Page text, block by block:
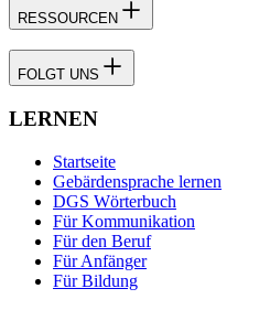
RESSOURCEN
FOLGT UNS
LERNEN
Startseite
Gebärdensprache lernen
DGS Wörterbuch
Für Kommunikation
Für den Beruf
Für Anfänger
Für Bildung